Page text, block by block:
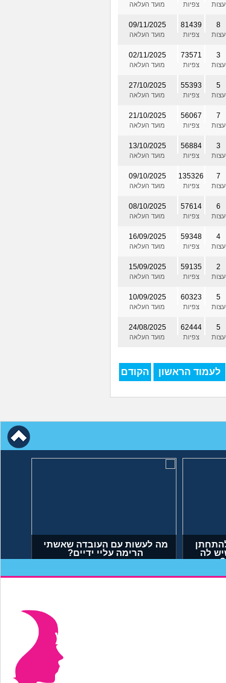
מועד העלאה צפיות עצות
09/11/2025
מועד העלאה
81439
צפיות
8
עצות
02/11/2025
מועד העלאה
73571
צפיות
3
עצות
27/10/2025
מועד העלאה
55393
צפיות
5
עצות
21/10/2025
מועד העלאה
56067
צפיות
7
עצות
13/10/2025
מועד העלאה
56884
צפיות
3
עצות
09/10/2025
מועד העלאה
135326
צפיות
7
עצות
08/10/2025
מועד העלאה
57614
צפיות
6
עצות
16/09/2025
מועד העלאה
59348
צפיות
4
עצות
15/09/2025
מועד העלאה
59135
צפיות
2
עצות
10/09/2025
מועד העלאה
60323
צפיות
5
עצות
24/08/2025
מועד העלאה
62444
צפיות
5
עצות
הקודם לעמוד הראשון
אמא שלי לוחצת עליי להתחתן
בשידוך עם כל אחת שיש לה
דופק, מה לעשות?